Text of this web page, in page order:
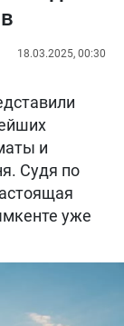
18.03.2025, 00:30
и
Судя по
уже